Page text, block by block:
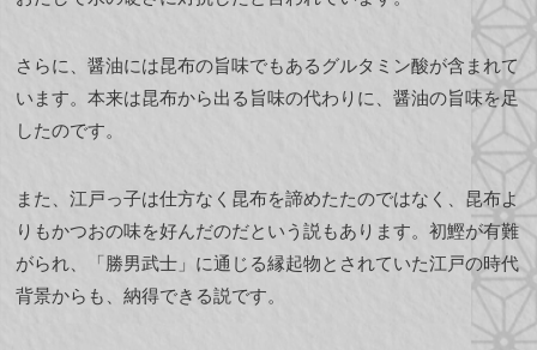
さらに、醤油には昆布の旨味でもあるグルタミン酸が含まれて
います。本来は昆布から出る旨味の代わりに、醤油の旨味を足
したのです。
また、江戸っ子は仕方なく昆布を諦めたたのではなく、昆布よ
りもかつおの味を好んだのだという説もあります。初鰹が有難
がられ、「勝男武士」に通じる縁起物とされていた江戸の時代
背景からも、納得できる説です。